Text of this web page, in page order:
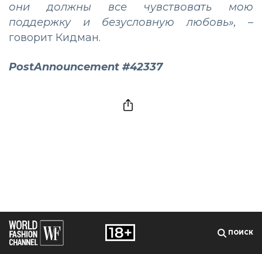
они должны все чувствовать мою
поддержку и безусловную любовь», –
говорит Кидман.
PostAnnouncement #42337
ПОИСК